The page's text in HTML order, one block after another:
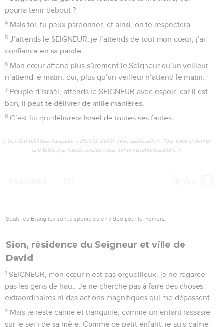
3 Sur mon dos, des laboureurs ont labouré, ils ont tracé
dessus de longs sillons.
4
Des gens mauvais nous tenaient prisonniers. Mais le
SEIGNEUR est fidèle, il a cassé leurs chaînes.
5 Les ennemis de Jérusalem, qu’ils soient couverts de honte
et qu’ils s’en aillent !
6 Qu’ils deviennent comme l’herbe des toits ! Elle n’a pas
encore fini de pousser, elle a déjà séché !
7 Celui qui la coupe ne remplit même pas une main, celui qui
8
Les passants ne peuvent pas dire : « Que le SEIGNEUR
vous bénisse ! » Nous vous bénissons au nom du SEIGNEUR !
Psaumes 130
Seuls les Évangiles sont disponibles en vidéo pour le moment.
Seigneur, j'ai le cœur sans prétention
Du fond du malheur, je fais appel à toi, SEIGNEUR.
2 Seigneur, écoute mon appel, sois attentif quand je crie vers
toi !